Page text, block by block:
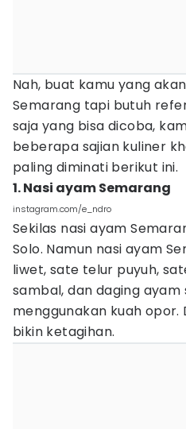
Nah, buat kamu yang
Semarang tapi butuh
saja yang bisa dicoba,
beberapa sajian kuliner
paling diminati berikut ini.
1. Nasi ayam Semarang
instagram.com/e_ndro
Sekilas nasi ayam
Solo. Namun nasi ayam
liwet, sate telur puyuh,
sambal, dan daging ayam
menggunakan kuah opor.
bikin ketagihan.